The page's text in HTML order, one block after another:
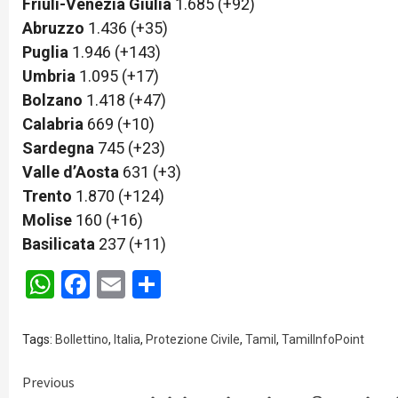
Friuli-Venezia Giulia 1.685 (+92)
Abruzzo 1.436 (+35)
Puglia 1.946 (+143)
Umbria 1.095 (+17)
Bolzano 1.418 (+47)
Calabria 669 (+10)
Sardegna 745 (+23)
Valle d’Aosta 631 (+3)
Trento 1.870 (+124)
Molise 160 (+16)
Basilicata 237 (+11)
WhatsApp
Facebook
Email
Tags: Bollettino, Italia, Protezione Civile, Tamil , TamilInfoPoint
Continue
Previous